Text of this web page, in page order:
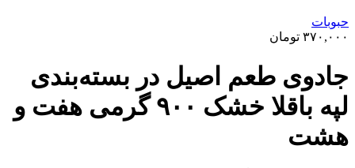
حبوبات
۳۷۰,۰۰۰ تومان
جادوی طعم اصیل در بسته‌بندی
لپه باقلا خشک ۹۰۰ گرمی هفت و
هشت